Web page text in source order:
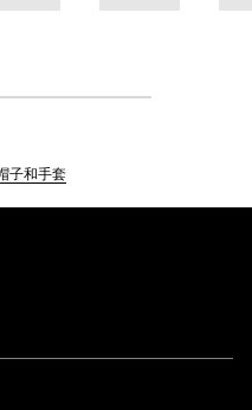
子和手套